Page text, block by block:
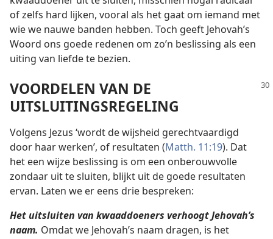
of zelfs hard lijken, vooral als het gaat om iemand met
wie we nauwe banden hebben. Toch geeft Jehovah’s
Woord ons goede redenen om zo’n beslissing als een
uiting van liefde te bezien.
VOORDELEN VAN DE
UITSLUITINGSREGELING
Volgens Jezus ‘wordt de wijsheid gerechtvaardigd
door haar werken’, of resultaten (Matth. 11:19). Dat
het een wijze beslissing is om een onberouwvolle
zondaar uit te sluiten, blijkt uit de goede resultaten
ervan. Laten we er eens drie bespreken:
Het uitsluiten van kwaaddoeners verhoogt Jehovah’s
naam. Omdat we Jehovah’s naam dragen, is het